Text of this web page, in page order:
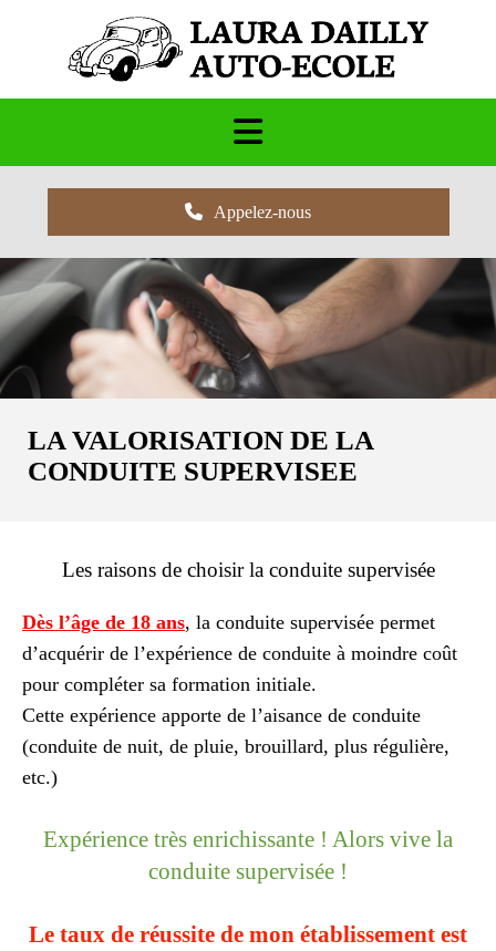
Appelez-nous
LA VALORISATION DE LA
CONDUITE SUPERVISEE
Les raisons de choisir la conduite supervisée
Dès l’âge de 18 ans, la conduite supervisée permet
d’acquérir de l’expérience de conduite à moindre coût
pour compléter sa formation initiale.
Cette expérience apporte de l’aisance de conduite
(conduite de nuit, de pluie, brouillard, plus régulière,
etc.)
Expérience très enrichissante ! Alors vive la
conduite supervisée !
Le taux de réussite de mon établissement est